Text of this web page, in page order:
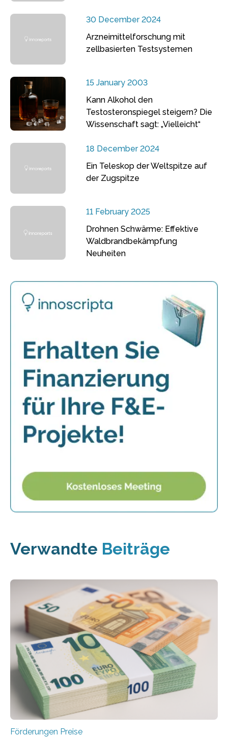
30 December 2024
Arzneimittelforschung mit
zellbasierten Testsystemen
15 January 2003
Kann Alkohol den
Testosteronspiegel steigern? Die
Wissenschaft sagt: „Vielleicht“
18 December 2024
Ein Teleskop der Weltspitze auf
der Zugspitze
11 February 2025
Drohnen Schwärme: Effektive
Waldbrandbekämpfung
Neuheiten
Verwandte Beiträge
Förderungen Preise